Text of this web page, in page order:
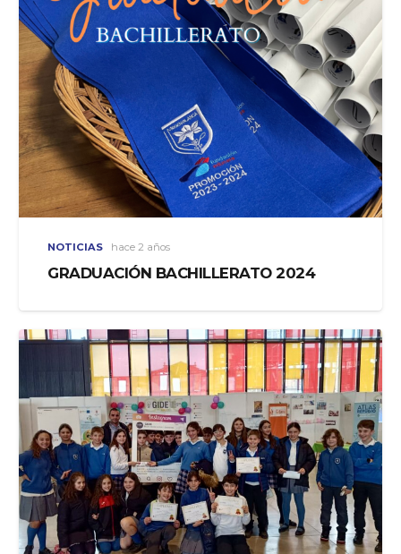
NOTICIAS hace 2 años
GRADUACIÓN BACHILLERATO 2024